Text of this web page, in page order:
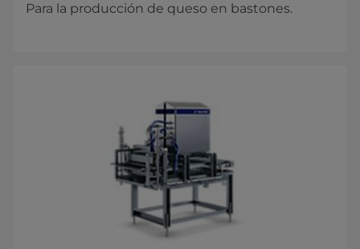
Para la producción de queso en bastones.